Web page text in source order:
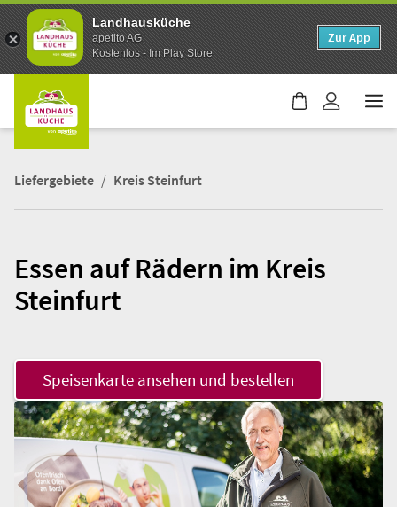
b
e
r
.
Liefergebiete Kreis Steinfurt
Essen auf Rädern im Kreis
Steinfurt
Speisenkarte ansehen und bestellen
Landhausküche
apetito AG
Kostenlos - Im Play Store
Zur App